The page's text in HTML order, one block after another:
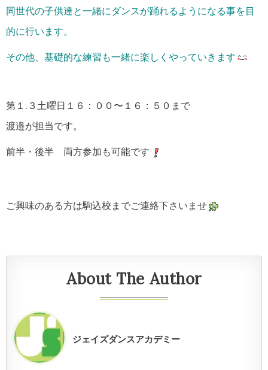
同世代の子供達と一緒にダンスが踊れるようになる事を目
的に行います。
その他、基礎的な練習も一緒に楽しくやっていきます
第１.３土曜日１６：００〜１６：５０まで
渡邉が担当です。
前半・後半 両方参加も可能です
ご興味のある方は駒込校までご連絡下さいませ
About The Author
ジェイズダンスアカデミー